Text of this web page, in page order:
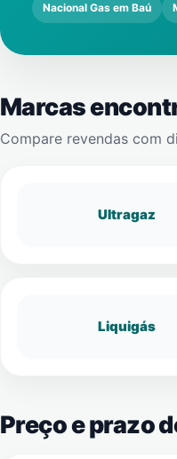
Nacional Gas em Baú
Marcas
Compare revendas com
Ultragaz
Liquigás
Preço e prazo